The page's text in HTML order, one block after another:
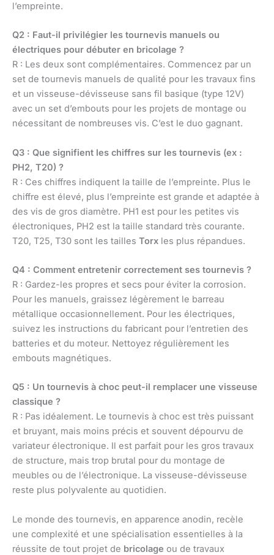
l’empreinte.
Q2 : Faut-il privilégier les tournevis manuels ou
électriques pour débuter en bricolage ?
R : Les deux sont complémentaires. Commencez par un
set de tournevis manuels de qualité pour les travaux fins
et un visseuse-dévisseuse sans fil basique (type 12V)
avec un set d’embouts pour les projets de montage ou
nécessitant de nombreuses vis. C’est le duo gagnant.
Q3 : Que signifient les chiffres sur les tournevis (ex :
PH2, T20) ?
R : Ces chiffres indiquent la taille de l’empreinte. Plus le
chiffre est élevé, plus l’empreinte est grande et adaptée à
des vis de gros diamètre. PH1 est pour les petites vis
électroniques, PH2 est la taille standard très courante.
T20, T25, T30 sont les tailles Torx les plus répandues.
Q4 : Comment entretenir correctement ses tournevis ?
R : Gardez-les propres et secs pour éviter la corrosion.
Pour les manuels, graissez légèrement le barreau
métallique occasionnellement. Pour les électriques,
suivez les instructions du fabricant pour l’entretien des
batteries et du moteur. Nettoyez régulièrement les
embouts magnétiques.
Q5 : Un tournevis à choc peut-il remplacer une visseuse
classique ?
R : Pas idéalement. Le tournevis à choc est très puissant
et bruyant, mais moins précis et souvent dépourvu de
variateur électronique. Il est parfait pour les gros travaux
de structure, mais trop brutal pour du montage de
meubles ou de l’électronique. La visseuse-dévisseuse
reste plus polyvalente au quotidien.
Le monde des tournevis, en apparence anodin, recèle
une complexité et une spécialisation essentielles à la
réussite de tout projet de bricolage ou de travaux